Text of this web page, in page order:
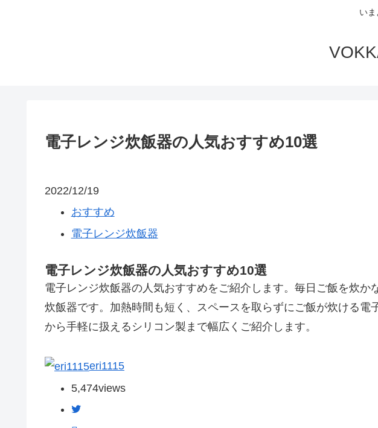
い
電子レンジ炊飯器の人気おすすめ10選
2022/12/19
おすすめ
電子レンジ炊飯器
電子レンジ炊飯器の人気おすすめ10選
電子レンジ炊飯器の人気おすすめをご紹介します。毎日ご飯を炊
炊飯器です。加熱時間も短く、スペースを取らずにご飯が炊ける
から手軽に扱えるシリコン製まで幅広くご紹介します。
eri1115
5,474views